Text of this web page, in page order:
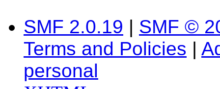
SMF 2.0.19 | SMF ©
Terms and Policies |
personal